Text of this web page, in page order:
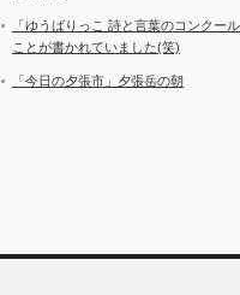
「ゆうばりっこ 詩と言葉のコンクー
ことが書かれていました(笑)
「今日の夕張市」夕張岳の朝